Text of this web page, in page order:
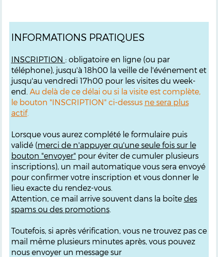
INFORMATIONS PRATIQUES
INSCRIPTION : obligatoire en ligne (ou par
téléphone), jusqu'à 18h00 la veille de l'événement et
jusqu'au vendredi 17h00 pour les visites du week-
end. Au delà de ce délai ou si la visite est complète,
le bouton "INSCRIPTION" ci-dessus ne sera plus
actif.
Lorsque vous aurez complété le formulaire puis
validé (merci de n'appuyer qu'une seule fois sur le
bouton "envoyer" pour éviter de cumuler plusieurs
inscriptions), un mail automatique vous sera envoyé
pour confirmer votre inscription et vous donner le
lieu exacte du rendez-vous.
Attention, ce mail arrive souvent dans la boîte des
spams ou des promotions.
Toutefois, si après vérification, vous ne trouvez pas ce
mail même plusieurs minutes après, vous pouvez
nous envoyer un message sur